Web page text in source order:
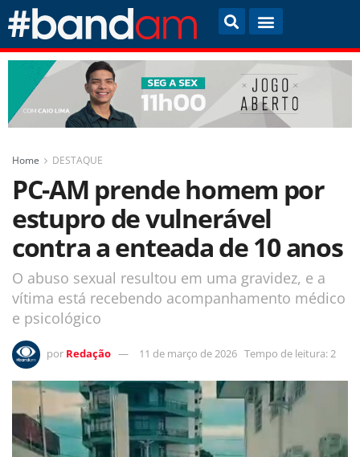
Home DESTAQUE
PC-AM prende homem por
estupro de vulnerável
contra a enteada de 10 anos
O abuso sexual resultou em uma gravidez, e a
vítima está recebendo acompanhamento médico
e psicológico
por Redação 11 de março de 2026 Tempo de leitura: 2